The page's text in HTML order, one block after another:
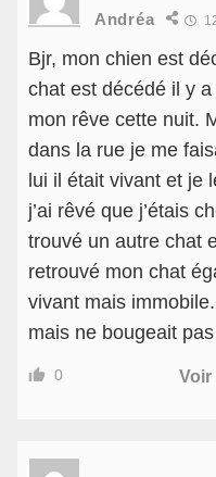
Andréa
Bjr, mon chien est
chat est décédé il y
mon rêve cette nuit.
dans la rue je me
lui il était vivant et je
j’ai rêvé que j’étais
trouvé un autre chat
retrouvé mon chat
vivant mais
mais ne bougeait
0 Voir